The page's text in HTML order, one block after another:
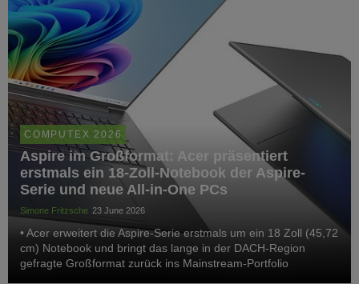
COMPUTEX 2026
Aspire im Großformat: Acer präsentiert
erstmals ein 18‑Zoll‑Notebook der Aspire-
Serie und neue All‑in‑One PCs
Simone Fritzsche 23 June 2026
• Acer erweitert die Aspire‑Serie erstmals um ein 18 Zoll (45,72
cm) Notebook und bringt das lange in der DACH‑Region
gefragte Großformat zurück ins Mainstream‑Portfolio